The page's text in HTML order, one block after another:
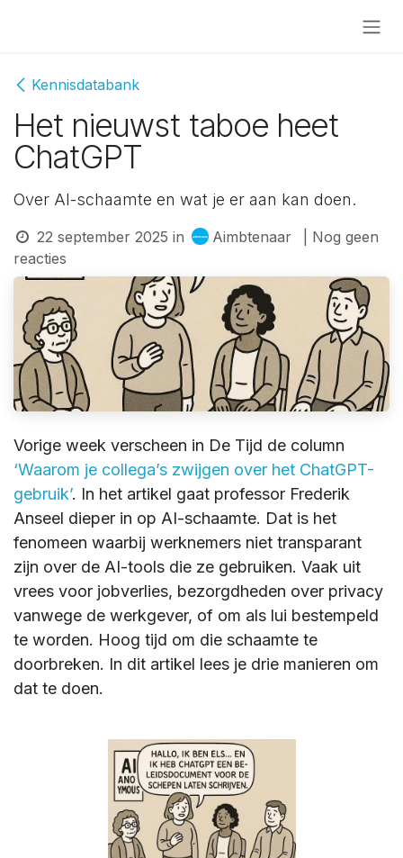
Kennisdatabank
Het nieuwst taboe heet
ChatGPT
Over AI-schaamte en wat je er aan kan doen.
22 september 2025 in Aimbtenaar
| Nog geen
reacties
Vorige week verscheen in De Tijd de column
‘Waarom je collega’s zwijgen over het ChatGPT-
gebruik’. In het artikel gaat professor Frederik
Anseel dieper in op AI-schaamte. Dat is het
fenomeen waarbij werknemers niet transparant
zijn over de AI-tools die ze gebruiken. Vaak uit
vrees voor jobverlies, bezorgdheden over privacy
vanwege de werkgever, of om als lui bestempeld
te worden. Hoog tijd om die schaamte te
doorbreken. In dit artikel lees je drie manieren om
dat te doen.